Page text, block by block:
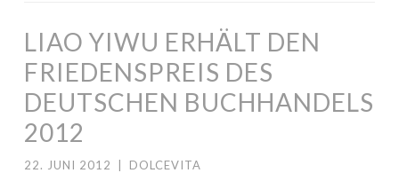
LIAO YIWU ERHÄLT DEN
FRIEDENSPREIS DES
DEUTSCHEN BUCHHANDELS
2012
22. JUNI 2012 DOLCEVITA